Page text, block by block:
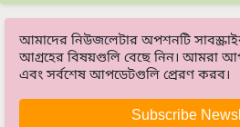
আমাদের নিউজলেটার অপশনটি
আগ্রহের বিষয়গুলি বেছে নিন। আমরা
এবং সর্বশেষ আপডেটগুলি প্রেরণ করব।
Subscribe